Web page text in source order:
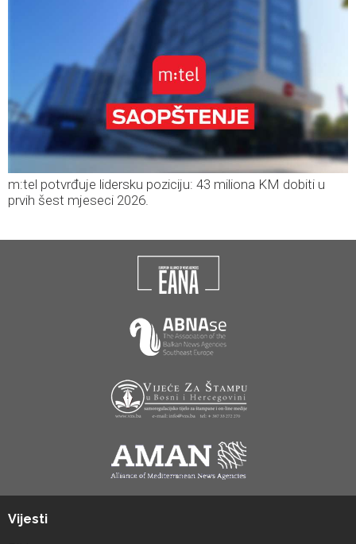
m:tel potvrđuje lidersku poziciju: 43 miliona KM dobiti u
prvih šest mjeseci 2026.
Vijesti